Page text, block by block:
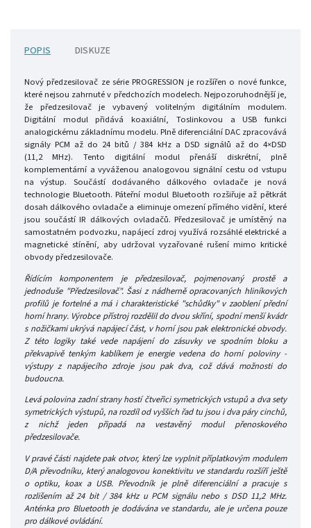
POPIS DISKUZE
Nový předzesilovač ze série PROGRESSION je rozšířen o nové funkce,
které nejsou zahrnuté v předchozích modelech. Nejpozoruhodnější je,
že předzesilovač je vybavený volitelným digitálním modulem.
Digitální modul přidává koaxiální, Toslinkovou a USB funkci
analogickému základnímu modelu. Plně diferenciální DAC zpracovává
signály PCM až do 24 bitů / 384 kHz a DSD signálů až do 4×DSD
(11,2 MHz). Tento digitální modul přenáší diskrétní, plně
komplementární a vyváženou analogovou signální cestu od vstupu
na výstup. Součástí dodávaného dálkového ovladače je nová
technologie Bluetooth. Páteřní modul Bluetooth rozšiřuje až pětkrát
dosah dálkového ovladače a eliminuje omezení přímého vidění, které
jsou součástí IR dálkových ovladačů. Předzesilovač je umístěný na
samostatném podvozku, napájecí zdroj využívá rozsáhlé elektrické a
magnetické stínění, aby udržoval vyzařované rušení mimo kritické
obvody předzesilovače.
Řídícím komponentem je předzesilovač, pojmenovaný prostě a
jednoduše "Předzesilovač". Šasi z nádherně opracovaných hliníkových
profilů je fortelné a má i charakteristické "schůdky" v zaoblení přední
horní hrany. Výrobce přístroj rozdělil do dvou skříní, spodní menší kvádr
s nožičkami ukrývá napájecí část, v horní jsou pak elektronické obvody.
Z této logiky také vede napájení do zásuvky ve spodním bloku a
překvapivě tenkým kablíkem je energie vedena do horní poloviny -
výstupy z napájecího zdroje jsou pak dva, což dává možnosti do
budoucna.
Levá polovina zadní strany hostí čtveřici symetrických vstupů a dva sety
symetrických výstupů, na rozdíl od vyšších řad tu jsou i dva páry cinchů,
z nichž jeden připadá na vestavěný modul přenoskového
předzesilovače.
V pravé části najdete pak otvor, který lze vyplnit příplatkovým modulem
D/A převodníku, který analogovou konektivitu ve standardu rozšíří ještě
o optiku, koax a USB. Převodník je plně diferenciální a pracuje s
rozlišením až 24 bit / 384 kHz u PCM signálu nebo s DSD 11,2 MHz.
Anténka pro Bluetooth je dodávána ve standardu, ale je určena pouze
pro dálkové ovládání.